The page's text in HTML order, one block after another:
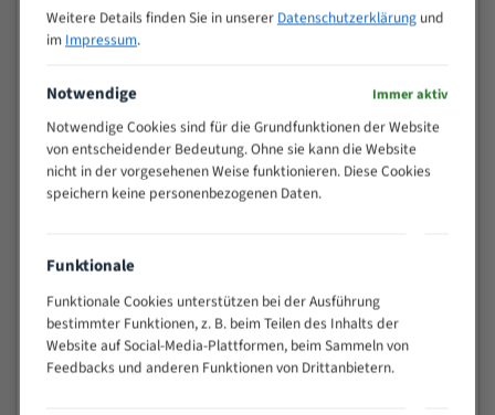
15 - 40
8/12
25 - 50
50 - 120
80 - 180
3/4
130 -
350
2/3
150 -
600
> 500
0,75/1,25
Vorteile:
Vielseitiges Bandsägeblatt für verschiedenste
Weitere Details finden Sie in unserer Datenschutzerklärungund
im Impressum.
Notwendige Immer aktiv
Notwendige Cookies sind für die Grundfunktionen der Website
von entscheidender Bedeutung. Ohne sie kann die Website
nicht in der vorgesehenen Weise funktionieren. Diese Cookies
speichern keine personenbezogenen Daten.
Funktionale
Funktionale Cookies unterstützen bei der Ausführung
bestimmter Funktionen, z. B. beim Teilen des Inhalts der
Website auf Social-Media-Plattformen, beim Sammeln von
Feedbacks und anderen Funktionen von Drittanbietern.